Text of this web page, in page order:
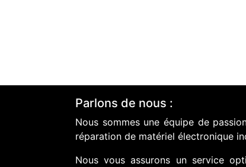
Parlons de nous :
Nous sommes une équipe de
réparation de matériel électronique
Nous vous assurons un service